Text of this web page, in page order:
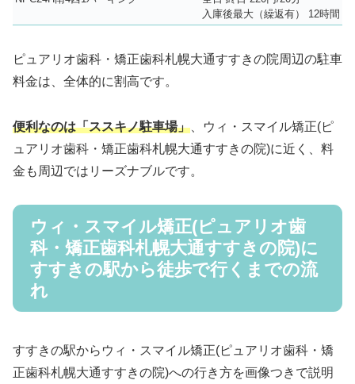
入庫後最大（繰返有） 12時間
ピュアリオ歯科・矯正歯科札幌大通すすきの院周辺の駐車
料金は、全体的に割高です。
便利なのは「ススキノ駐車場」 、ウィ・スマイル矯正(ピ
ュアリオ歯科・矯正歯科札幌大通すすきの院)に近く、料
金も周辺ではリーズナブルです。
ウィ・スマイル矯正(ピュアリオ歯
科・矯正歯科札幌大通すすきの院)に
すすきの駅から徒歩で行くまでの流
れ
すすきの駅からウィ・スマイル矯正(ピュアリオ歯科・矯
正歯科札幌大通すすきの院)への行き方を画像つきで説明